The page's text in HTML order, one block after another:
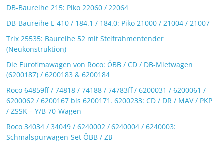
DB-Baureihe 215: Piko 22060 / 22064
DB-Baureihe E 410 / 184.1 / 184.0: Piko 21000 / 21004 / 21007
Trix 25535: Baureihe 52 mit Steifrahmentender
(Neukonstruktion)
Die Eurofimawagen von Roco: ÖBB / CD / DB-Mietwagen
(6200187) / 6200183 & 6200184
Roco 64859ff / 74818 / 74188 / 74783ff / 6200031 / 6200061 /
6200062 / 6200167 bis 6200171, 6200233: CD / DR / MAV / PKP
/ ZSSK – Y/B 70-Wagen
Roco 34034 / 34049 / 6240002 / 6240004 / 6240003:
Schmalspurwagen-Set ÖBB / ZB